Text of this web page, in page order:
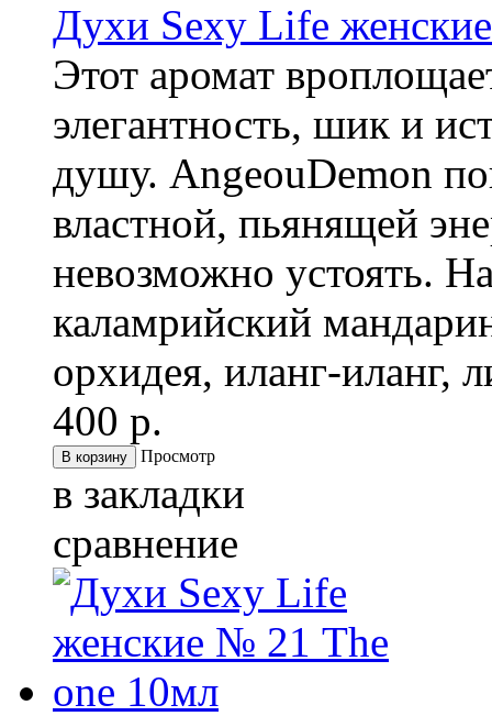
Духи Sexy Life
Этот аромат
элегантность, шик и
душу. AngeouDemon
властной, пьянящей
невозможно устоять.
каламрийский
орхидея, иланг-иланг,
400 р.
Просмотр
в закладки
сравнение